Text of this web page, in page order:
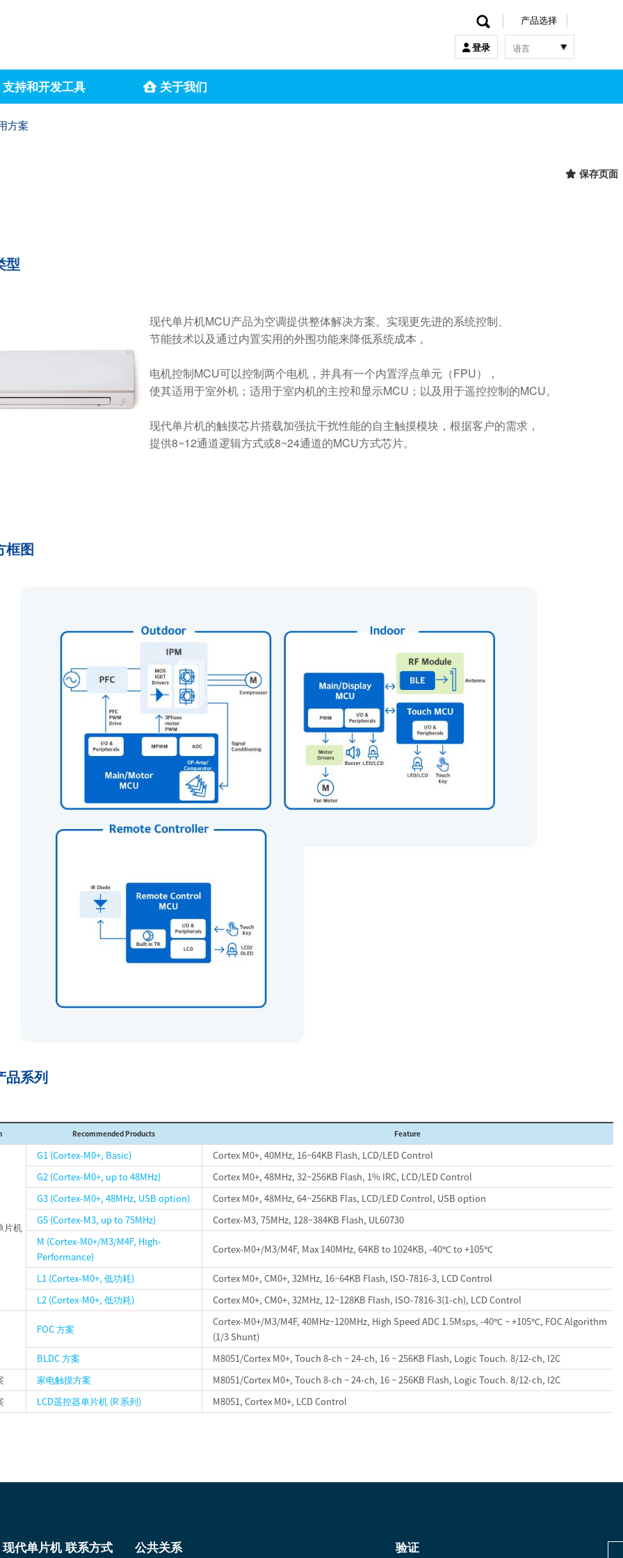
产品选择
登录 语言
한국어
中文
持和开发工具 关于我们
方案
保存页面
型
现代单片机MCU产品为空调提供整体解决方案。实现更先进的系统控制、
节能技术以及通过内置实用的外围功能来降低系统成本 。
电机控制MCU可以控制两个电机，并具有一个内置浮点单元（FPU），
使其适用于室外机；适用于室内机的主控和显示MCU；以及用于遥控控制的MCU。
现代单片机的触摸芯片搭载加强抗干扰性能的自主触摸模块，根据客户的需求，
提供8~12通道逻辑方式或8~24通道的MCU方式芯片。
框图
品系列
Recommended Products Feature
片机
G1 (Cortex-M0+, Basic)
Cortex M0+, 40MHz, 16~64KB Flash, LCD/LED Control
G2 (Cortex-M0+, up to 48MHz)
Cortex M0+, 48MHz, 32~256KB Flash, 1% IRC, LCD/LED Control
G3 (Cortex-M0+, 48MHz, USB option)
Cortex M0+, 48MHz, 64~256KB Flas, LCD/LED Control, USB option
G5 (Cortex-M3, up to 75MHz)
Cortex-M3, 75MHz, 128~384KB Flash, UL60730
M (Cortex-M0+/M3/M4F, High-
Performance)
Cortex-M0+/M3/M4F, Max 140MHz, 64KB to 1024KB, -40℃ to +105℃
L1 (Cortex-M0+, 低功耗)
Cortex M0+, CM0+, 32MHz, 16~64KB Flash, ISO-7816-3, LCD Control
L2 (Cortex-M0+, 低功耗)
Cortex M0+, CM0+, 32MHz, 12~128KB Flash, ISO-7816-3(1-ch), LCD Control
FOC 方案
Cortex-M0+/M3/M4F, 40MHz~120MHz, High Speed ADC 1.5Msps, -40℃ ~ +105℃, FOC Algorithm
(1/3 Shunt)
BLDC 方案
M8051/Cortex M0+, Touch 8-ch ~ 24-ch, 16 ~ 256KB Flash, Logic Touch. 8/12-ch, I2C
家电触摸方案
M8051/Cortex M0+, Touch 8-ch ~ 24-ch, 16 ~ 256KB Flash, Logic Touch. 8/12-ch, I2C
LCD遥控器单片机 (R 系列) M8051, Cortex M0+, LCD Control
现代单片机 联系方式 公共关系 验证